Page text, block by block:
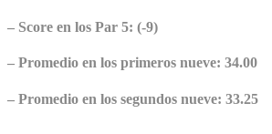
– Score en los Par 5: (-9)
– Promedio en los primeros nueve: 34.00
– Promedio en los segundos nueve: 33.25